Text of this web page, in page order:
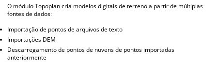
O módulo Topoplan cria modelos digitais de terreno a partir de múltiplas
fontes de dados:
Importação de pontos de arquivos de texto
Importações DEM
Descarregamento de pontos de nuvens de pontos importadas
anteriormente